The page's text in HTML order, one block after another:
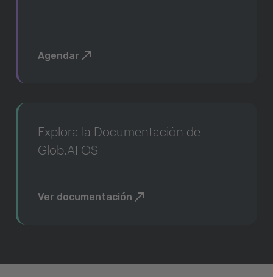
Agendar
Explora la Documentación de
Glob.AI OS
Ver documentación